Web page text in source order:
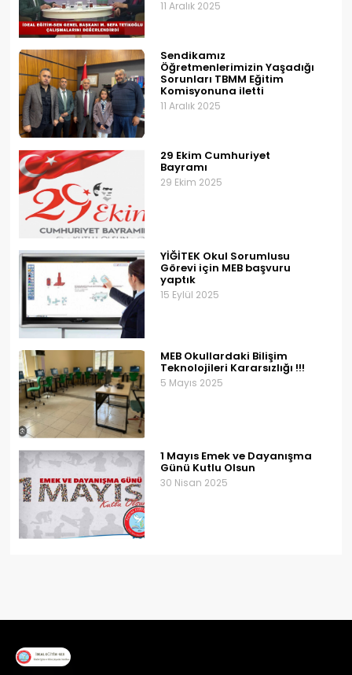
11 Aralık 2025
Sendikamız
Öğretmenlerimizin Yaşadığı
Sorunları TBMM Eğitim
Komisyonuna iletti
11 Aralık 2025
29 Ekim Cumhuriyet
Bayramı
29 Ekim 2025
YİĞİTEK Okul Sorumlusu
Görevi için MEB başvuru
yaptık
15 Eylül 2025
MEB Okullardaki Bilişim
Teknolojileri Kararsızlığı !!!
5 Mayıs 2025
1 Mayıs Emek ve Dayanışma
Günü Kutlu Olsun
30 Nisan 2025